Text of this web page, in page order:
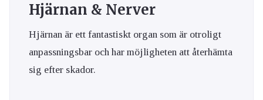
Hjärnan & Nerver
Hjärnan är ett fantastiskt organ som är otroligt
anpassningsbar och har möjligheten att återhämta
sig efter skador.